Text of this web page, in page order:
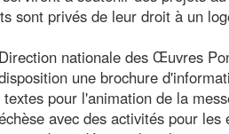
sont privés de leur droit à un
nationale des Œuvres
une brochure
pour l'animation de la
avec des activités pour